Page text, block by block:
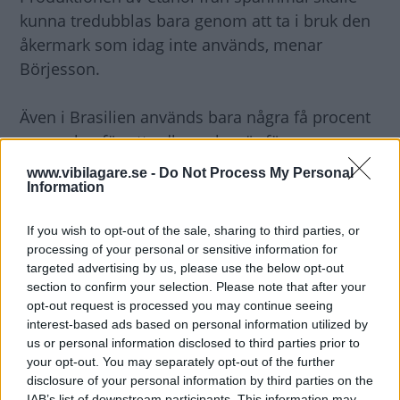
www.vibilagare.se - Do Not Process My Personal
Information
If you wish to opt-out of the sale, sharing to third parties, or
processing of your personal or sensitive information for
targeted advertising by us, please use the below opt-out
section to confirm your selection. Please note that after your
opt-out request is processed you may continue seeing
interest-based ads based on personal information utilized by
us or personal information disclosed to third parties prior to
your opt-out. You may separately opt-out of the further
disclosure of your personal information by third parties on the
kunna tredubblas bara genom att ta i bruk den
åkermark som idag inte används, menar
Börjesson.
Även i Brasilien används bara några få procent
av arealen för att odla sockerrör för
etanolproduktion.
grödor och avfall, biodiesel från raps samt
samproduktion av etanol och biogas från vete
studerats.
Allra bäst klimateffekt får biogas från gödsel.
Den bedöms reducera utsläppet av